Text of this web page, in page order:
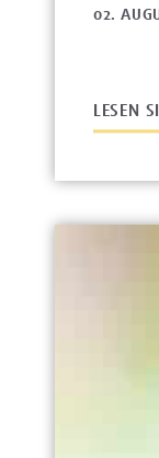
02.
LESEN